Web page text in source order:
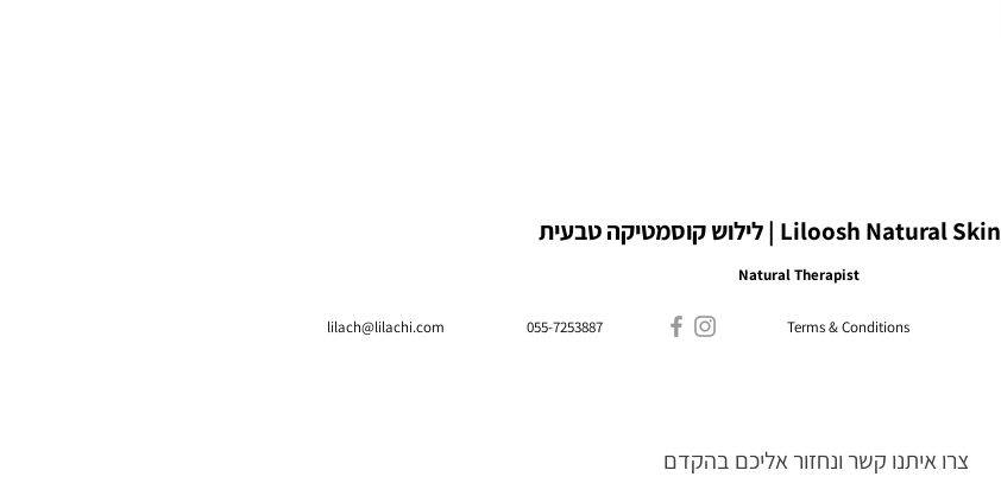
Liloosh Natural Skin | לילוש קוסמטיקה טבעית
Natural Therapist
055-7253887
lilach@lilachi.com Terms & Conditions
צרו איתנו קשר ונחזור אליכם בהקדם